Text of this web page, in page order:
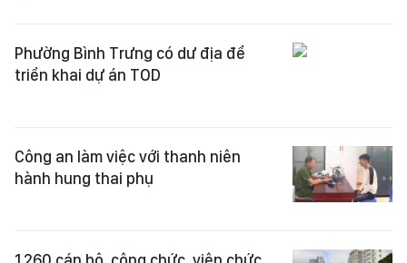
Phường Bình Trưng có dư địa để
triển khai dự án TOD
Công an làm việc với thanh niên
hành hung thai phụ